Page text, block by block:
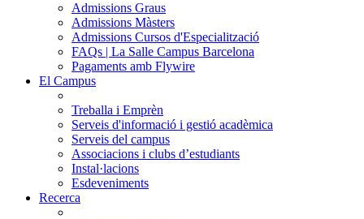
Admissions Graus
Admissions Màsters
Admissions Cursos d'Especialització
FAQs | La Salle Campus Barcelona
Pagaments amb Flywire
El Campus
Treballa i Emprèn
Serveis d'informació i gestió acadèmica
Serveis del campus
Associacions i clubs d’estudiants
Instal·lacions
Esdeveniments
Recerca